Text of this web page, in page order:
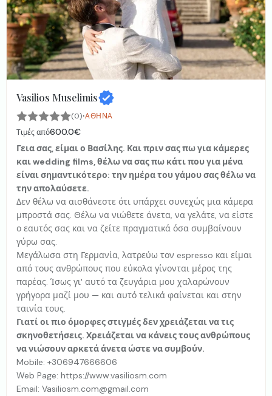
Vasilios Muselimis
(0)·ΑΘΉΝΑ
Τιμές από600.0€
Γεια σας, είμαι ο Βασίλης. Και πριν σας πω για κάμερες
και wedding films, θέλω να σας πω κάτι που για μένα
είναι σημαντικότερο: την ημέρα του γάμου σας θέλω να
την απολαύσετε.
Δεν θέλω να αισθάνεστε ότι υπάρχει συνεχώς μια κάμερα
μπροστά σας. Θέλω να νιώθετε άνετα, να γελάτε, να είστε
ο εαυτός σας και να ζείτε πραγματικά όσα συμβαίνουν
γύρω σας.
Μεγάλωσα στη Γερμανία, λατρεύω τον espresso και είμαι
από τους ανθρώπους που εύκολα γίνονται μέρος της
παρέας. Ίσως γι' αυτό τα ζευγάρια μου χαλαρώνουν
γρήγορα μαζί μου — και αυτό τελικά φαίνεται και στην
ταινία τους.
Γιατί οι πιο όμορφες στιγμές δεν χρειάζεται να τις
σκηνοθετήσεις. Χρειάζεται να κάνεις τους ανθρώπους
να νιώσουν αρκετά άνετα ώστε να συμβούν.
Mobile: +306947666606
Web Page: https://www.vasiliosm.com
Email: Vasiliosm.com@gmail.com